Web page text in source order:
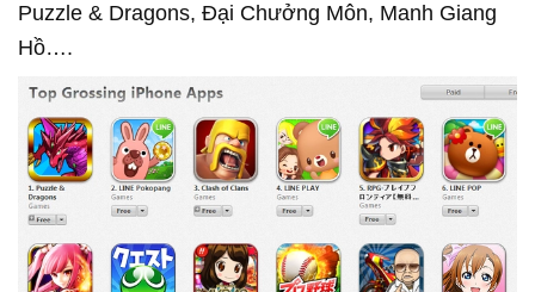
Puzzle & Dragons, Đại Chưởng Môn, Manh Giang
Hồ….